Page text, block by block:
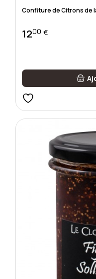
Confiture de Citrons de
1200 €